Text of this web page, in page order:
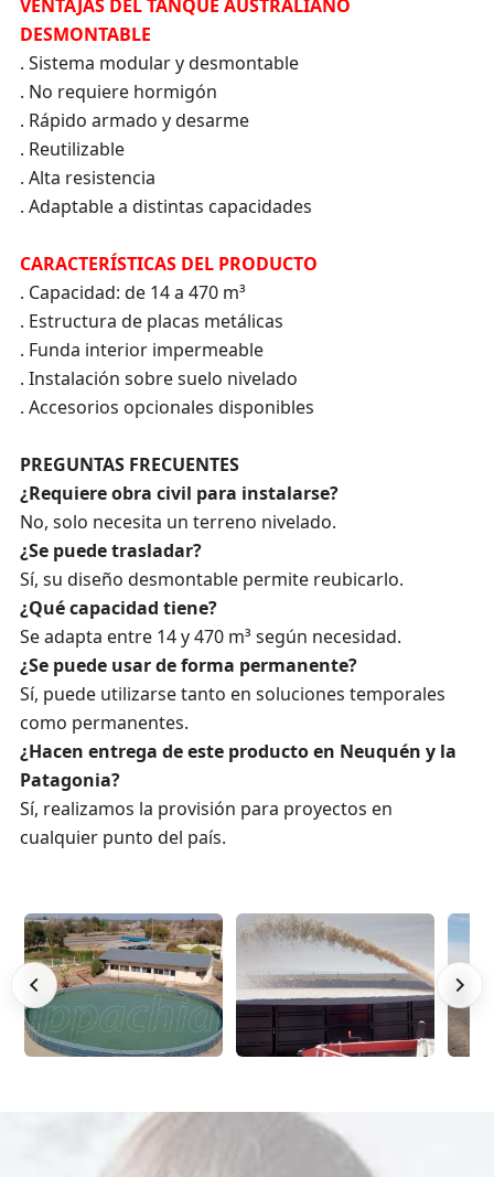
VENTAJAS DEL TANQUE AUSTRALIANO
DESMONTABLE
. Sistema modular y desmontable
. No requiere hormigón
. Rápido armado y desarme
. Reutilizable
. Alta resistencia
. Adaptable a distintas capacidades
CARACTERÍSTICAS DEL PRODUCTO
. Capacidad: de 14 a 470 m³
. Estructura de placas metálicas
. Funda interior impermeable
. Instalación sobre suelo nivelado
. Accesorios opcionales disponibles
PREGUNTAS FRECUENTES
¿Requiere obra civil para instalarse?
No, solo necesita un terreno nivelado.
¿Se puede trasladar?
Sí, su diseño desmontable permite reubicarlo.
¿Qué capacidad tiene?
Se adapta entre 14 y 470 m³ según necesidad.
¿Se puede usar de forma permanente?
Sí, puede utilizarse tanto en soluciones temporales
como permanentes.
¿Hacen entrega de este producto en Neuquén y la
Patagonia?
Sí, realizamos la provisión para proyectos en
cualquier punto del país.